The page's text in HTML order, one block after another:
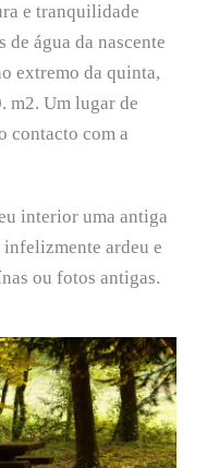
e tranquilidade
de água da nascente
extremo da quinta,
m2. Um lugar de
contacto com a
interior uma antiga
ardeu e
ou fotos antigas.